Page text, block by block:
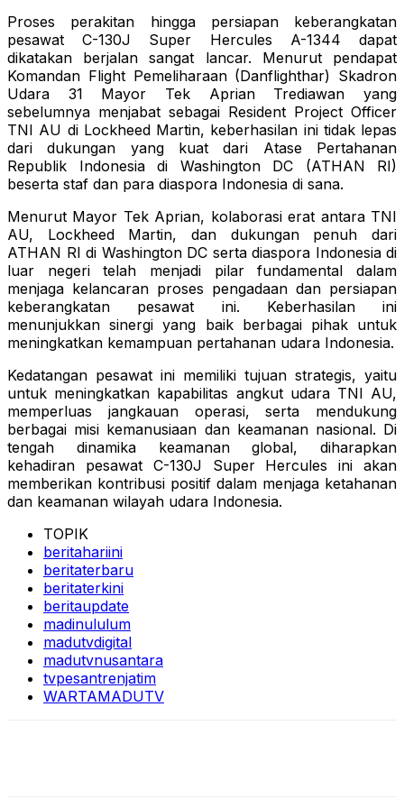
Proses perakitan hingga persiapan keberangkatan
pesawat C-130J Super Hercules A-1344 dapat
dikatakan berjalan sangat lancar. Menurut pendapat
Komandan Flight Pemeliharaan (Danflighthar) Skadron
Udara 31 Mayor Tek Aprian Trediawan yang
sebelumnya menjabat sebagai Resident Project Officer
TNI AU di Lockheed Martin, keberhasilan ini tidak lepas
dari dukungan yang kuat dari Atase Pertahanan
Republik Indonesia di Washington DC (ATHAN RI)
beserta staf dan para diaspora Indonesia di sana.
Menurut Mayor Tek Aprian, kolaborasi erat antara TNI
AU, Lockheed Martin, dan dukungan penuh dari
ATHAN RI di Washington DC serta diaspora Indonesia di
luar negeri telah menjadi pilar fundamental dalam
menjaga kelancaran proses pengadaan dan persiapan
keberangkatan pesawat ini. Keberhasilan ini
menunjukkan sinergi yang baik berbagai pihak untuk
meningkatkan kemampuan pertahanan udara Indonesia.
Kedatangan pesawat ini memiliki tujuan strategis, yaitu
untuk meningkatkan kapabilitas angkut udara TNI AU,
memperluas jangkauan operasi, serta mendukung
berbagai misi kemanusiaan dan keamanan nasional. Di
tengah dinamika keamanan global, diharapkan
kehadiran pesawat C-130J Super Hercules ini akan
memberikan kontribusi positif dalam menjaga ketahanan
dan keamanan wilayah udara Indonesia.
TOPIK
beritahariini
beritaterbaru
beritaterkini
beritaupdate
madinululum
madutvdigital
madutvnusantara
tvpesantrenjatim
WARTAMADUTV